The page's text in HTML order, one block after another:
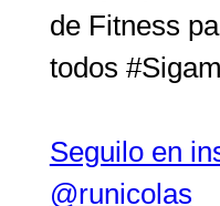
de Fitness
todos
Seguilo en
@runicolas